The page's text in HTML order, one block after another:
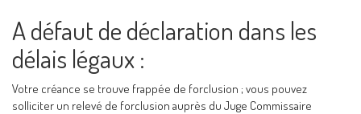
A défaut de déclaration dans les
délais légaux :
Votre créance se trouve frappée de forclusion ; vous pouvez
solliciter un relevé de forclusion auprès du Juge Commissaire